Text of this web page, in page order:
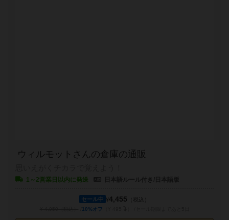
ウィルモットさんの倉庫の通販
1～2営業日以内に発送
セール中 ¥4,455 （税込）
10%オフ